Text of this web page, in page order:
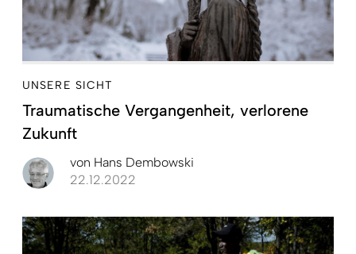
UNSERE SICHT
Traumatische Vergangenheit, verlorene
Zukunft
von Hans Dembowski
22.12.2022